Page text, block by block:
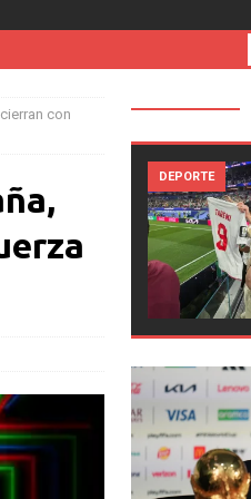
con
NOTICIAS